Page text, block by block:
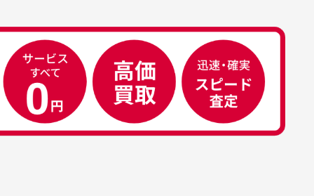
した時点での付属品を記載させて
ております。直営店や正規代理店
購入された際と異なる場合や欠品
る場合もございます。
安心して中古ウェアを買え
るお店です
早い対応でした。 中古品です
が綺麗に梱包されており商品